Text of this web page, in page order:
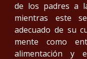
de los padres a
mientras este
adecuado de su
mente como
alimentación y